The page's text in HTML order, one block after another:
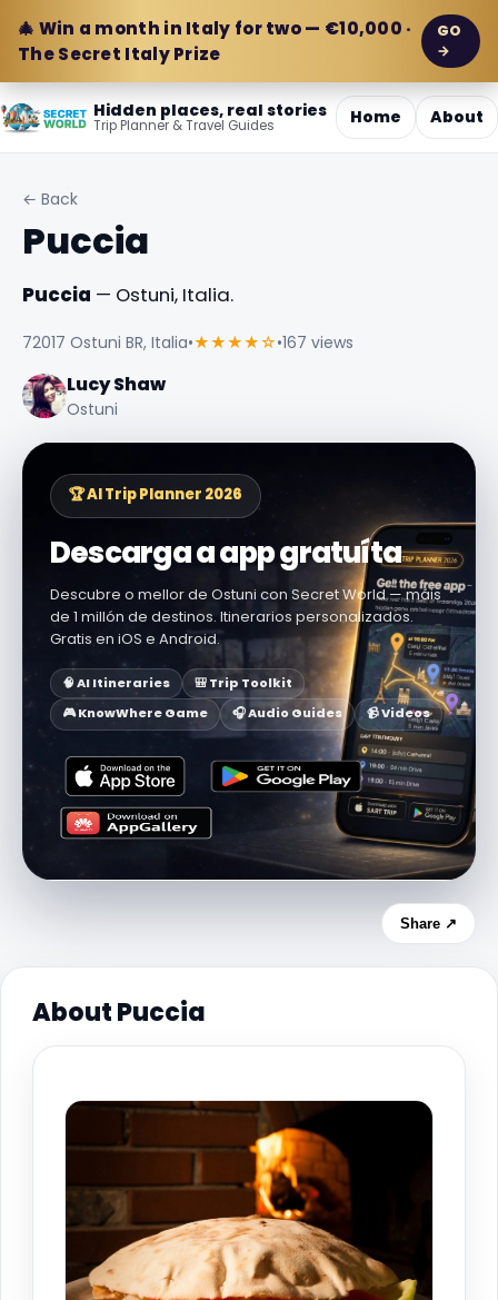
🎄 Win a month in Italy for two — €10,000 ·
The Secret Italy Prize
GO
→
Hidden places, real stories
Trip Planner & Travel Guides Home About
← Back
Puccia
Puccia — Ostuni, Italia.
72017 Ostuni BR, Italia•★★★★☆•167 views
Lucy Shaw
Ostuni
🏆 AI Trip Planner 2026
Descarga a app gratuíta
Descubre o mellor de Ostuni con Secret World — máis
de 1 millón de destinos. Itinerarios personalizados.
Gratis en iOS e Android.
🧠 AI Itineraries
🎒 Trip Toolkit
🎮 KnowWhere Game
🎧 Audio Guides 📹 Videos
Share ↗
About Puccia